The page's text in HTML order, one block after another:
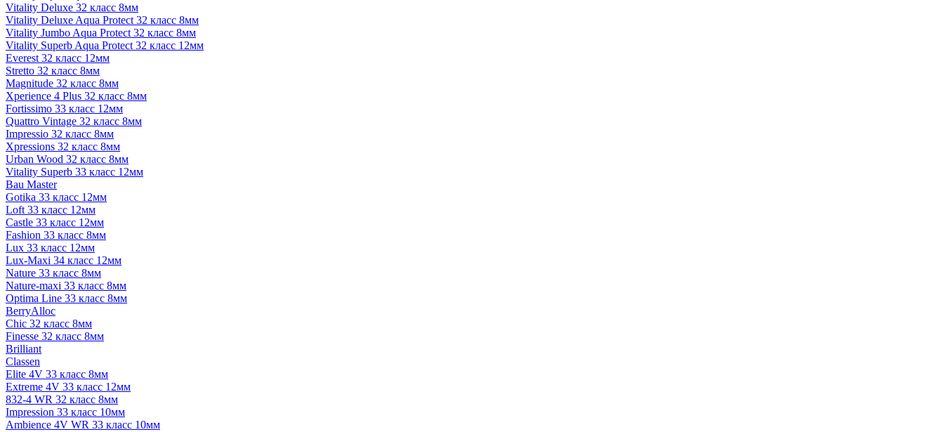
Vitality Deluxe 32 класс 8мм
Vitality Deluxe Aqua Protect 32 класс 8мм
Vitality Jumbo Aqua Protect 32 класс 8мм
Vitality Superb Aqua Protect 32 класс 12мм
Everest 32 класс 12мм
Stretto 32 класс 8мм
Magnitude 32 класс 8мм
Xperience 4 Plus 32 класс 8мм
Fortissimo 33 класс 12мм
Quattro Vintage 32 класс 8мм
Impressio 32 класс 8мм
Xpressions 32 класс 8мм
Urban Wood 32 класс 8мм
Vitality Superb 33 класс 12мм
Bau Master
Gotika 33 класс 12мм
Loft 33 класс 12мм
Castle 33 класс 12мм
Fashion 33 класс 8мм
Lux 33 класс 12мм
Lux-Maxi 34 класс 12мм
Nature 33 класс 8мм
Nature-maxi 33 класс 8мм
Optima Line 33 класс 8мм
BerryAlloc
Chic 32 класс 8мм
Finesse 32 класс 8мм
Brilliant
Classen
Elite 4V 33 класс 8мм
Extreme 4V 33 класс 12мм
832-4 WR 32 класс 8мм
Impression 33 класс 10мм
Ambience 4V WR 33 класс 10мм